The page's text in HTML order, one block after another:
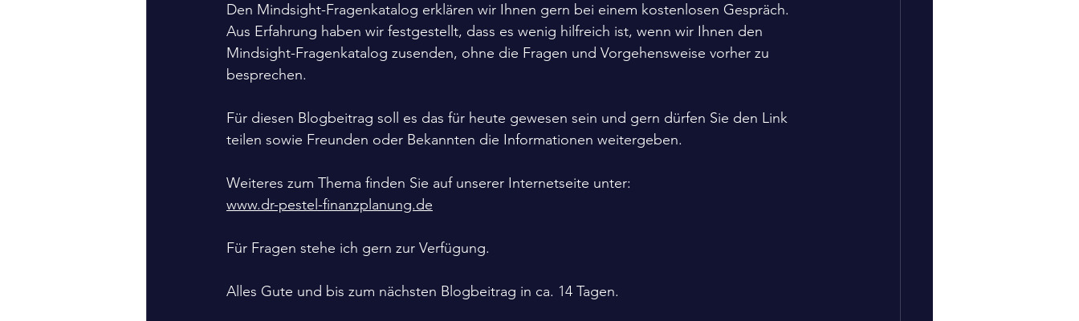
Den Mindsight-Fragenkatalog erklären wir Ihnen gern bei einem kostenlosen Gespräch.
Aus Erfahrung haben wir festgestellt, dass es wenig hilfreich ist, wenn wir Ihnen den
Mindsight-Fragenkatalog zusenden, ohne die Fragen und Vorgehensweise vorher zu
besprechen.
Für diesen Blogbeitrag soll es das für heute gewesen sein und gern dürfen Sie den Link
teilen sowie Freunden oder Bekannten die Informationen weitergeben.
Weiteres zum Thema finden Sie auf unserer Internetseite unter:
www.dr-pestel-finanzplanung.de
Für Fragen stehe ich gern zur Verfügung.
Alles Gute und bis zum nächsten Blogbeitrag in ca. 14 Tagen.